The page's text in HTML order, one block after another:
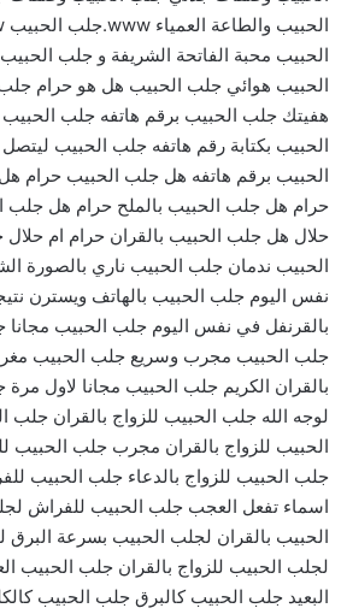
الحبيب محبة الفاتحة الشريفة و جلب
الحبيب هوائي جلب الحبيب هل هو حرام
هفيتك جلب الحبيب برقم هاتفه جلب الحبيب
الحبيب بكتابة رقم هاتفه جلب الحبيب
الحبيب برقم هاتفه هل جلب الحبيب حرام
حرام هل جلب الحبيب بالملح حرام هل جلب
حلال هل جلب الحبيب بالقران حرام ام
الحبيب ندمان جلب الحبيب ناري بالصورة
نفس اليوم جلب الحبيب بالهاتف ويسترن
بالقرنفل في نفس اليوم جلب الحبيب
جلب الحبيب مجرب وسريع جلب الحبيب
بالقران الكريم جلب الحبيب مجانا لاول
لوجه الله جلب الحبيب للزواج بالقران جلب
الحبيب للزواج بالقران مجرب جلب الحبيب
جلب الحبيب للزواج بالدعاء جلب الحبيب
اسماء تفعل العجب جلب الحبيب للفراش
الحبيب بالقران لجلب الحبيب بسرعة البرق
لجلب الحبيب للزواج بالقران جلب الحبيب
البعيد جلب الحبيب كالبرق جلب الحبيب